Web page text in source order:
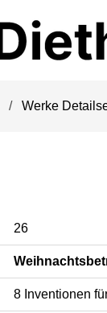
Werke
26
8 Inventionen